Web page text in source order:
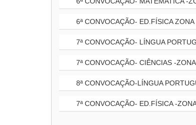
6ª CONVOCAÇÃO- ED.FÍSICA
7ª CONVOCAÇÃO- LÍNGUA
7ª CONVOCAÇÃO- CIÊNCIAS -
8ª CONVOCAÇÃO-LÍNGUA
7ª CONVOCAÇÃO- ED.FÍSICA -